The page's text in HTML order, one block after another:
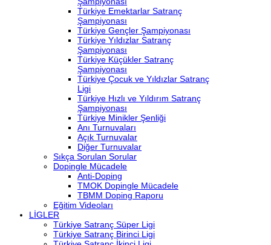
Türkiye Emektarlar Satranç
Şampiyonası
Türkiye Gençler Şampiyonası
Türkiye Yıldızlar Satranç
Şampiyonası
Türkiye Küçükler Satranç
Şampiyonası
Türkiye Çocuk ve Yıldızlar Satranç
Ligi
Türkiye Hızlı ve Yıldırım Satranç
Şampiyonası
Türkiye Minikler Şenliği
Anı Turnuvaları
Açık Turnuvalar
Diğer Turnuvalar
Sıkça Sorulan Sorular
Dopingle Mücadele
Anti-Doping
TMOK Dopingle Mücadele
TBMM Doping Raporu
Eğitim Videoları
LİGLER
Türkiye Satranç Süper Ligi
Türkiye Satranç Birinci Ligi